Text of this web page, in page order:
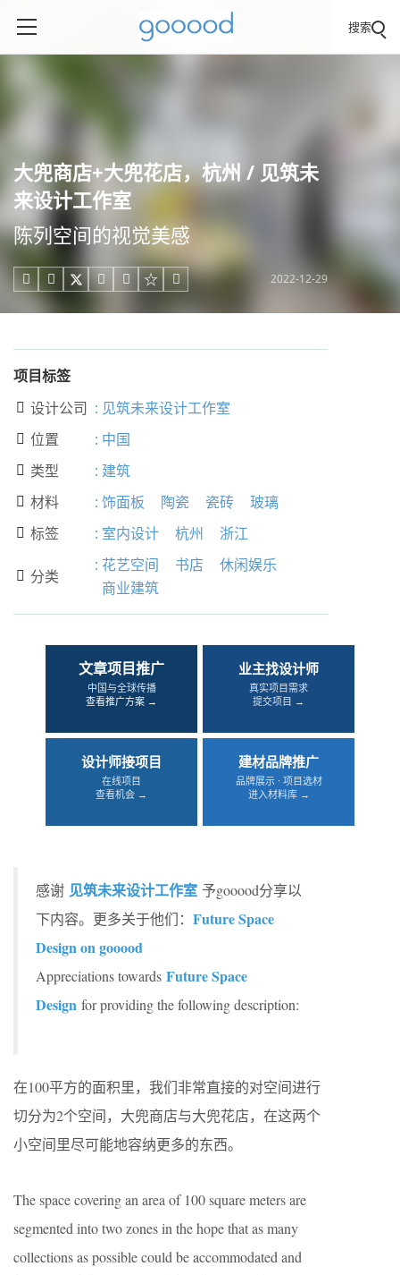
搜索
大兜商店+大兜花店，杭州 / 见筑未
来设计工作室
陈列空间的视觉美感
     2022-12-29
项目标签
 设计公司 : 见筑未来设计工作室
 位置 : 中国
 类型 : 建筑
 材料 : 饰面板 陶瓷 瓷砖 玻璃
 标签 : 室内设计 杭州 浙江
 分类
: 花艺空间 书店
休闲娱乐
商业建筑
文章项目推广
中国与全球传播
查看推广方案 →
业主找设计师
真实项目需求
提交项目 →
设计师接项目
在线项目
查看机会 →
建材品牌推广
品牌展示 · 项目选材
进入材料库 →
感谢 见筑未来设计工作室 予gooood分享以
下内容。更多关于他们： Future Space
Design on gooood
Appreciations towards Future Space
Design for providing the following description:
在100平方的面积里，我们非常直接的对空间进行
切分为2个空间，大兜商店与大兜花店，在这两个
小空间里尽可能地容纳更多的东西。
The space covering an area of 100 square meters are
segmented into two zones in the hope that as many
collections as possible could be accommodated and